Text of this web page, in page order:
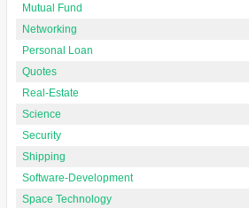
Mutual Fund
Networking
Personal Loan
Quotes
Real-Estate
Science
Security
Shipping
Software-Development
Space Technology